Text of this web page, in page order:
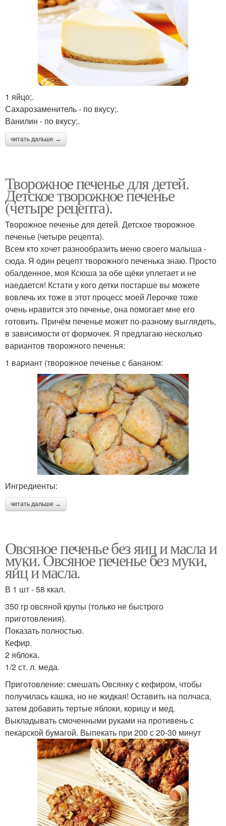
1 яйцо;.
Сахарозаменитель - по вкусу;.
Ванилин - по вкусу;.
читать дальше →
Творожное печенье для детей.
Детское творожное печенье
(четыре рецепта).
Творожное печенье для детей. Детское творожное
печенье (четыре рецепта).
Всем кто хочет разнообразить меню своего малыша -
сюда. Я один рецепт творожного печенька знаю. Просто
обалденное, моя Ксюша за обе щёки уплетает и не
наедается! Кстати у кого детки постарше вы можете
вовлечь их тоже в этот процесс моей Лерочке тоже
очень нравится это печенье, она помогает мне его
готовить. Причём печенье может по-разному выглядеть,
в зависимости от формочек. Я предлагаю несколько
вариантов творожного печенья:
1 вариант (творожное печенье с бананом:
Ингредиенты:
читать дальше →
Овсяное печенье без яиц и масла и
муки. Овсяное печенье без муки,
яиц и масла.
В 1 шт - 58 ккал.
350 гр овсяной крупы (только не быстрого
приготовления).
Показать полностью.
Кефир.
2 яблока.
1/2 ст. л. меда.
Приготовление: смешать Овсянку с кефиром, чтобы
получилась кашка, но не жидкая! Оставить на полчаса,
затем добавить тертые яблоки, корицу и мед.
Выкладывать смоченными руками на противень с
пекарской бумагой. Выпекать при 200 с 20-30 минут